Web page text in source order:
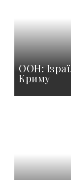
ООН:
Криму